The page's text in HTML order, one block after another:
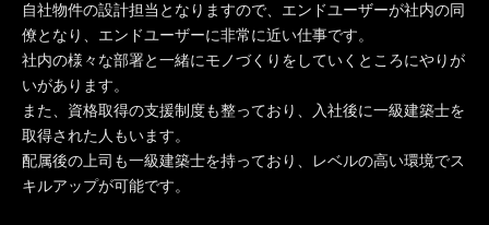
自社物件の設計担当となりますので、エンドユーザーが社内の同
僚となり、エンドユーザーに非常に近い仕事です。
社内の様々な部署と一緒にモノづくりをしていくところにやりが
いがあります。
また、資格取得の支援制度も整っており、入社後に一級建築士を
取得された人もいます。
配属後の上司も一級建築士を持っており、レベルの高い環境でス
キルアップが可能です。